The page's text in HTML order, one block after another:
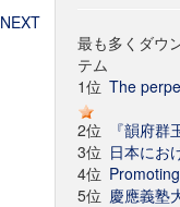
NEXT
最も多くダウ
テム
1位 The
2位
『韻府群
3位 日本にお
4位
5位 慶應義塾